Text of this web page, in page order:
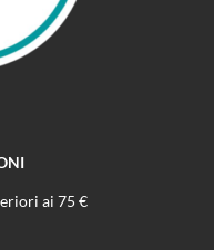
ai 75 €